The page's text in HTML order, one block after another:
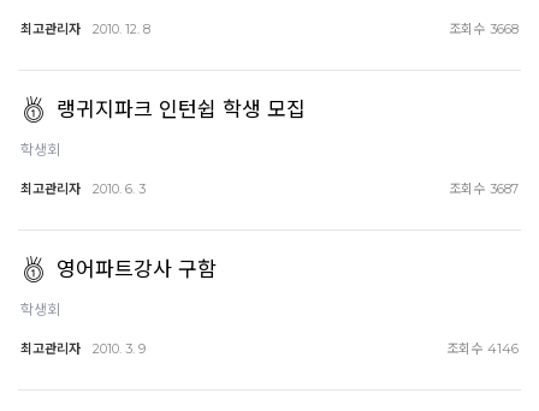
최고관리자 2010. 12. 8 조회수 3668
랭귀지파크 인턴쉽 학생 모집
학생회
최고관리자 2010. 6. 3 조회수 3687
영어파트강사 구함
학생회
최고관리자 2010. 3. 9 조회수 4146